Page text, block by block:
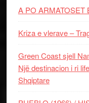
A PO ARMATOSET
Kriza e vlerave –
Green Coast sjell
Një destinacion i ri
Shqiptare